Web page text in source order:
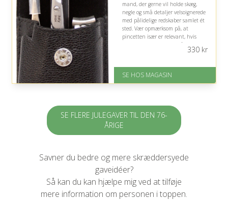
mand, der gerne vil holde skæg,
negle og små detaljer velsoignerede
med pålidelige redskaber samlet ét
sted. Vær opmærksom på, at
pincetten især er relevant, hvis
han oplever indgroede hår.
God Trustpilot rating på 4.1 ud
330kr
SE HOS MAGASIN
SE FLERE JULEGAVER TIL DEN 76-
ÅRIGE
Savner du bedre og mere skræddersyede
gaveidéer?
Så kan du kan hjælpe mig ved at tilføje
mere information om personen i toppen.